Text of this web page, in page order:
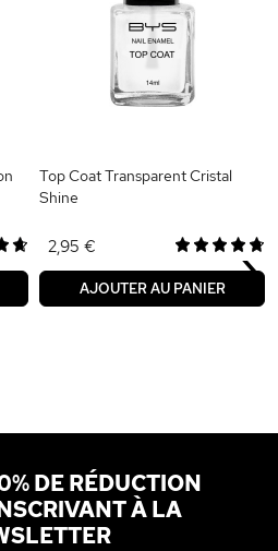
Top Coat Transparent Cristal
Shine
2,95 €
AJOUTER AU PANIER ›
DE RÉDUCTION
À LA